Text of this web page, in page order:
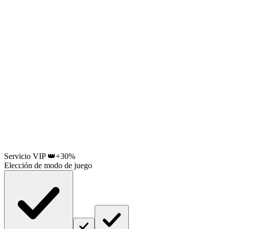
Servicio VIP 👑+30%
Elección de modo de juego